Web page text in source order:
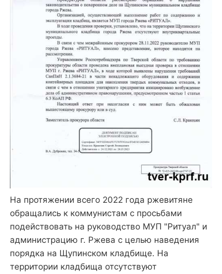
На протяжении всего 2022 года ржевитяне
обращались к коммунистам с просьбами
подействовать на руководство МУП "Ритуал" и
администрацию г. Ржева с целью наведения
порядка на Щупинском кладбище. На
территории кладбища отсутствуют